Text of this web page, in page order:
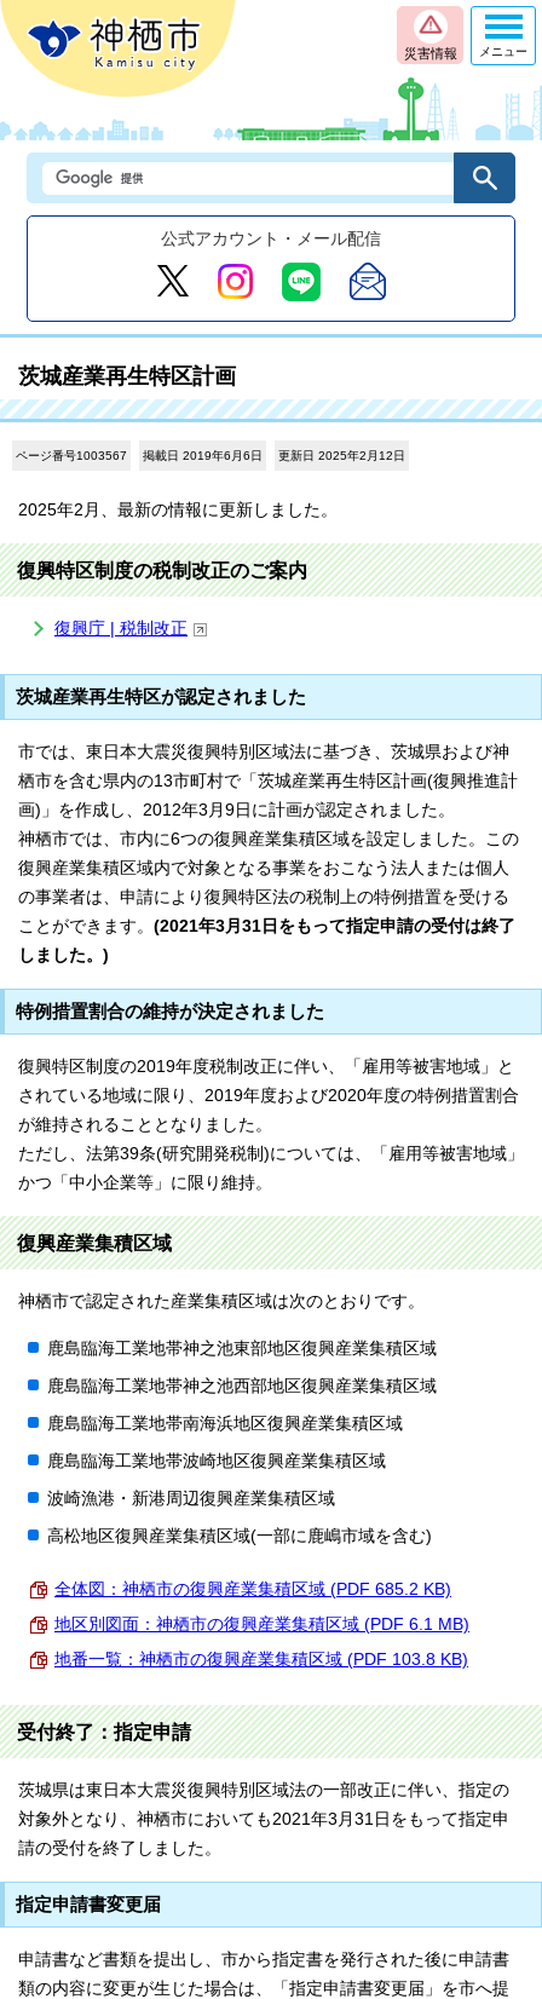
災害情報
公式アカウント・メール配信
メニュー
茨城産業再生特区計画
ページ番号1003567 掲載日 2019年6月6日 更新日 2025年2月12日
2025年2月、最新の情報に更新しました。
復興特区制度の税制改正のご案内
復興庁 | 税制改正
茨城産業再生特区が認定されました
市では、東日本大震災復興特別区域法に基づき、茨城県および神
栖市を含む県内の13市町村で「茨城産業再生特区計画(復興推進計
画)」を作成し、2012年3月9日に計画が認定されました。
神栖市では、市内に6つの復興産業集積区域を設定しました。この
復興産業集積区域内で対象となる事業をおこなう法人または個人
の事業者は、申請により復興特区法の税制上の特例措置を受ける
ことができます。 (2021年3月31日をもって指定申請の受付は終了
しました。)
特例措置割合の維持が決定されました
復興特区制度の2019年度税制改正に伴い、「雇用等被害地域」と
されている地域に限り、2019年度および2020年度の特例措置割合
が維持されることとなりました。
ただし、法第39条(研究開発税制)については、「雇用等被害地域」
かつ「中小企業等」に限り維持。
復興産業集積区域
神栖市で認定された産業集積区域は次のとおりです。
鹿島臨海工業地帯神之池東部地区復興産業集積区域
鹿島臨海工業地帯神之池西部地区復興産業集積区域
鹿島臨海工業地帯南海浜地区復興産業集積区域
鹿島臨海工業地帯波崎地区復興産業集積区域
波崎漁港・新港周辺復興産業集積区域
高松地区復興産業集積区域(一部に鹿嶋市域を含む)
全体図：神栖市の復興産業集積区域 (PDF 685.2 KB)
地区別図面：神栖市の復興産業集積区域 (PDF 6.1 MB)
地番一覧：神栖市の復興産業集積区域 (PDF 103.8 KB)
受付終了：指定申請
茨城県は東日本大震災復興特別区域法の一部改正に伴い、指定の
対象外となり、神栖市においても2021年3月31日をもって指定申
請の受付を終了しました。
指定申請書変更届
申請書など書類を提出し、市から指定書を発行された後に申請書
類の内容に変更が生じた場合は、「指定申請書変更届」を市へ提